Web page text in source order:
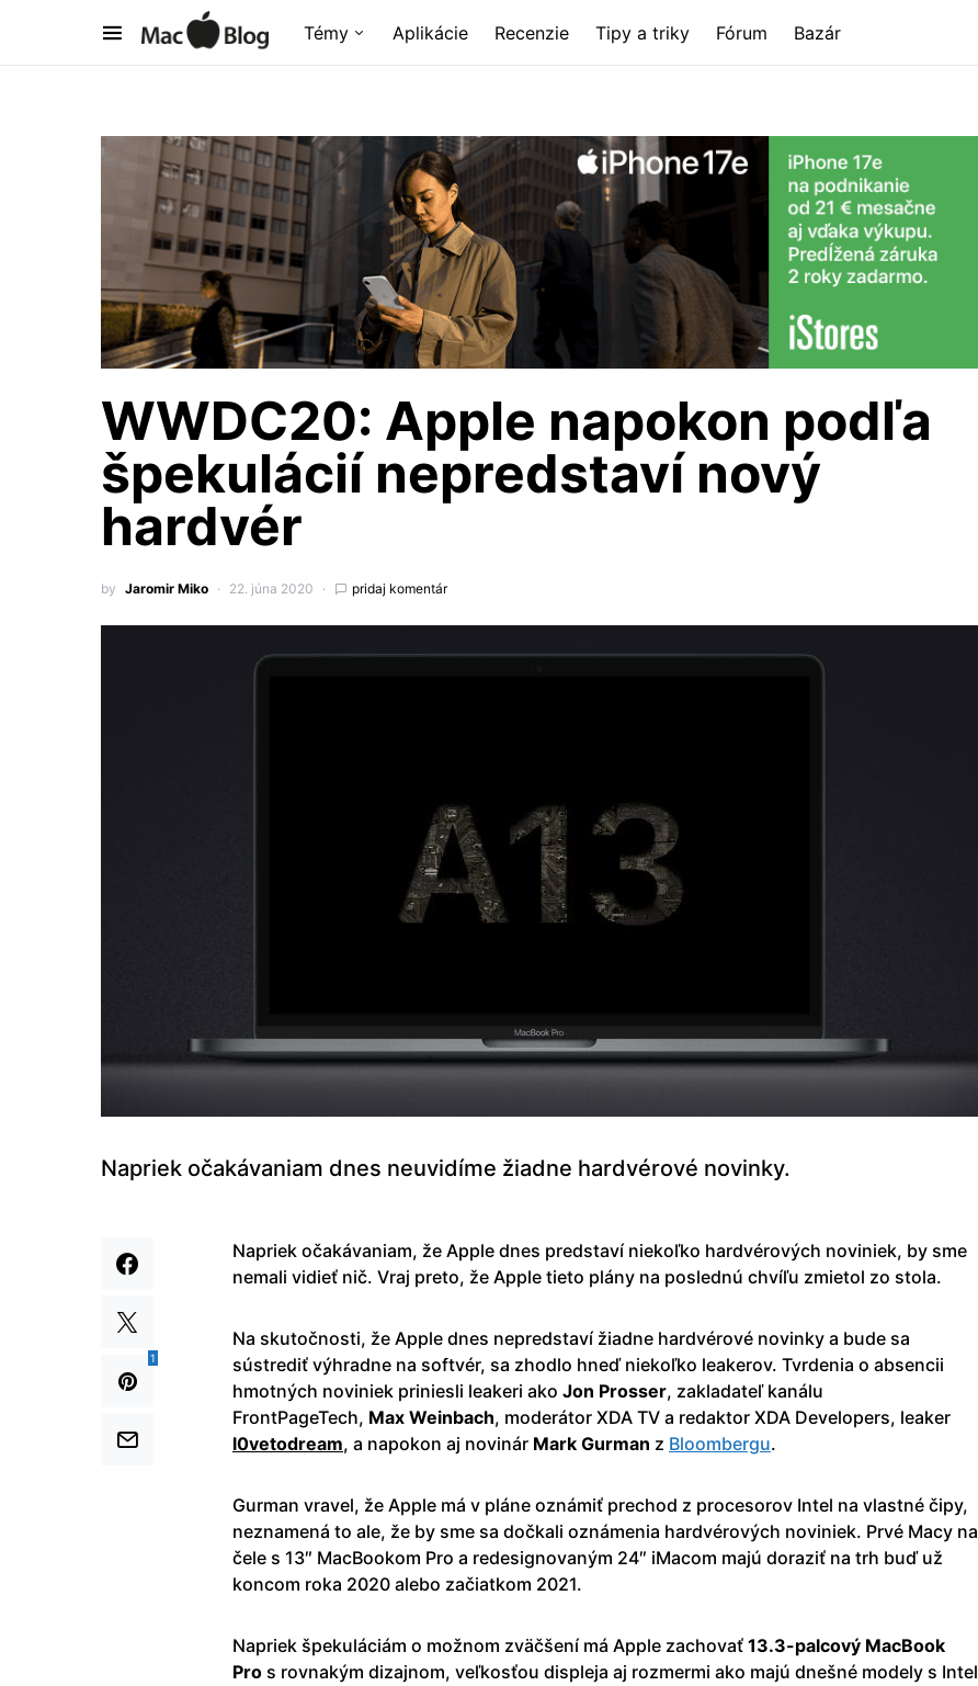
Témy Aplikácie Recenzie Tipy a triky Fórum Bazár
WWDC20: Apple napokon podľa
špekulácií nepredstaví nový
hardvér
by Jaromir Miko 22. júna 2020 pridaj komentár
Napriek očakávaniam dnes neuvidíme žiadne hardvérové novinky.
1
Napriek očakávaniam, že Apple dnes predstaví niekoľko hardvérových noviniek, by sme
nemali vidieť nič. Vraj preto, že Apple tieto plány na poslednú chvíľu zmietol zo stola.
Na skutočnosti, že Apple dnes nepredstaví žiadne hardvérové novinky a bude sa
sústrediť výhradne na softvér, sa zhodlo hneď niekoľko leakerov. Tvrdenia o absencii
hmotných noviniek priniesli leakeri ako Jon Prosser, zakladateľ kanálu
FrontPageTech, Max Weinbach, moderátor XDA TV a redaktor XDA Developers, leaker
l0vetodream, a napokon aj novinár Mark Gurman z Bloombergu.
Gurman vravel, že Apple má v pláne oznámiť prechod z procesorov Intel na vlastné čipy,
neznamená to ale, že by sme sa dočkali oznámenia hardvérových noviniek. Prvé Macy na
čele s 13″ MacBookom Pro a redesignovaným 24″ iMacom majú doraziť na trh buď už
koncom roka 2020 alebo začiatkom 2021.
Napriek špekuláciám o možnom zväčšení má Apple zachovať 13.3-palcový MacBook
Pro s rovnakým dizajnom, veľkosťou displeja aj rozmermi ako majú dnešné modely s Intel